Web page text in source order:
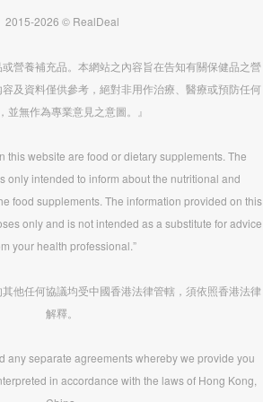
2015-2026 © RealDeal
或營養補充品。本網站之內容旨在告知有關保健品之營
及資料僅供參考，絕對非用作治療、醫療或預防任何
並無作為專業意見之意圖。』
this website are food or dietary supplements. The
only intended to inform about the nutritional and
food supplements. The information provided on this
only and is not intended as a substitute for advice
your health professional.”
他任何協議均受中國香港法律管轄，須依照香港法律
解釋。
any separate agreements whereby we provide you
in accordance with the laws of Hong Kong,